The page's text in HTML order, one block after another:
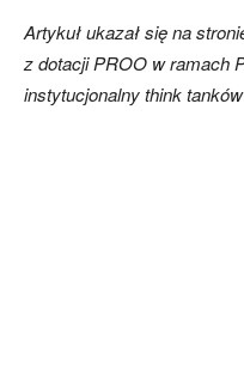
Artykuł ukazał się na
z dotacji PROO w ramach
instytucjonalny think